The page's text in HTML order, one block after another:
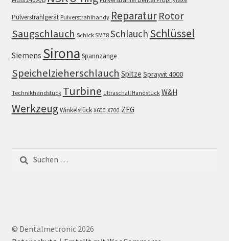
Pulverstrahlgerät Pulverstrahlhandy Reparatur Rotor
Saugschlauch Schick SM78 Schlauch Schlüssel
Siemens Sirona Spannzange
Speichelzieherschlauch Spitze Sprayvit 4000
Technikhandstück Turbine Ultraschall Handstück W&H
WerkzeugWinkelstück X600 X700 ZEG
nach:
© Dentalmetronic 2026